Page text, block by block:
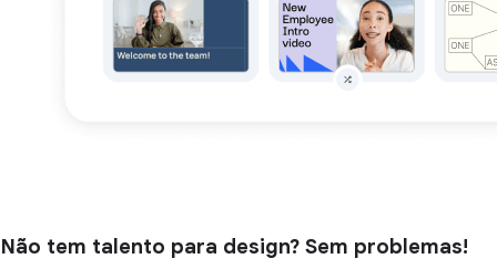
Não tem talento para design? Sem problemas!